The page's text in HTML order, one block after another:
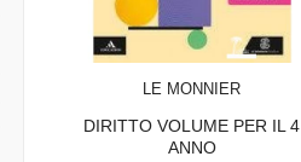
LE MONNIER
DIRITTO VOLUME PER IL 4
ANNO